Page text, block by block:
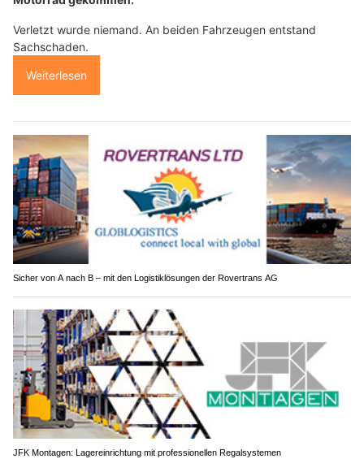
Verletzt wurde niemand. An beiden Fahrzeugen entstand
Sachschaden.
Weiterlesen
Sicher von A nach B – mit den Logistiklösungen der Rovertrans AG
JFK Montagen: Lagereinrichtung mit professionellen Regalsystemen